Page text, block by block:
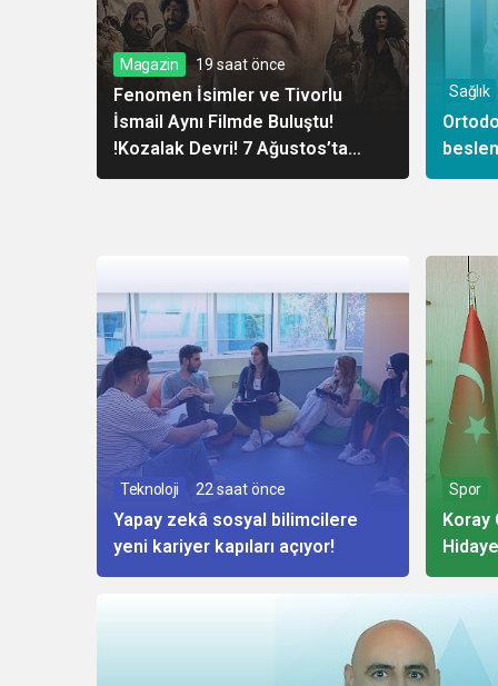
Magazin 19 saat önce
Fenomen İsimler ve Tivorlu
İsmail Aynı Filmde Buluştu!
!Kozalak Devri! 7 Ağustos’ta
Vizyonda
Sağlık
Teknoloji 22 saat önce
Yapay zekâ sosyal bilimcilere
yeni kariyer kapıları açıyor!
Spor
Koray